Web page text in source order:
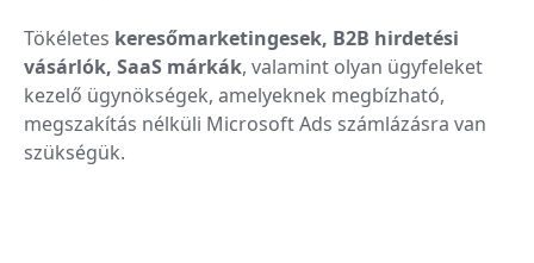
Tökéletes keresőmarketingesek, B2B hirdetési
vásárlók, SaaS márkák, valamint olyan ügyfeleket
kezelő ügynökségek, amelyeknek megbízható,
megszakítás nélküli Microsoft Ads számlázásra van
szükségük.